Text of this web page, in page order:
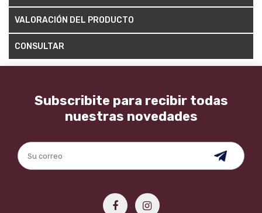
VALORACIÓN DEL PRODUCTO
CONSULTAR
Subscribite para recibir todas
nuestras novedades